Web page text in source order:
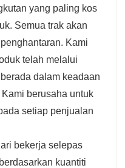
yang paling kos
Semua trak akan
Kami
telah melalui
dalam keadaan
berusaha untuk
setiap penjualan
bekerja selepas
kuantiti